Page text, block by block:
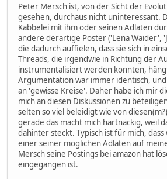
Peter Mersch ist, von der Sicht der
gesehen, durchaus nicht uninteressant.
Kabbelei mit ihm oder seinen Adlaten
andere derartige Poster ('Lena Waider',
die dadurch auffielen, dass sie sich in
Threads, die irgendwie in Richtung der
instrumentalisiert werden konnten,
Argumentation war immer identisch,
an 'gewisse Kreise'. Daher habe ich mir
mich an diesen Diskussionen zu
selten so viel beleidigt wie von
gerade das macht mich hartnäckig, weil
dahinter steckt. Typisch ist für mich,
einer seiner möglichen Adlaten auf
Mersch seine Postings bei amazon hat
eingegangen ist.